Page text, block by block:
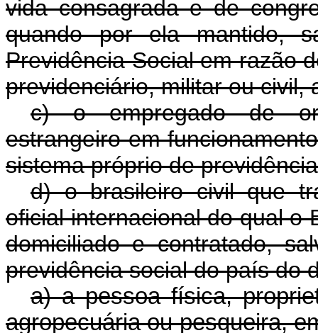
vida consagrada e de
quando por ela mantido,
Previdência Social em razão
previdenciário, militar ou civil,
c) o empregado de
estrangeiro em
sistema próprio de
d) o brasileiro civil que
oficial internacional do qual o
domiciliado e contratado,
previdência social do país do
a) a pessoa física,
agropecuária ou pesqueira,